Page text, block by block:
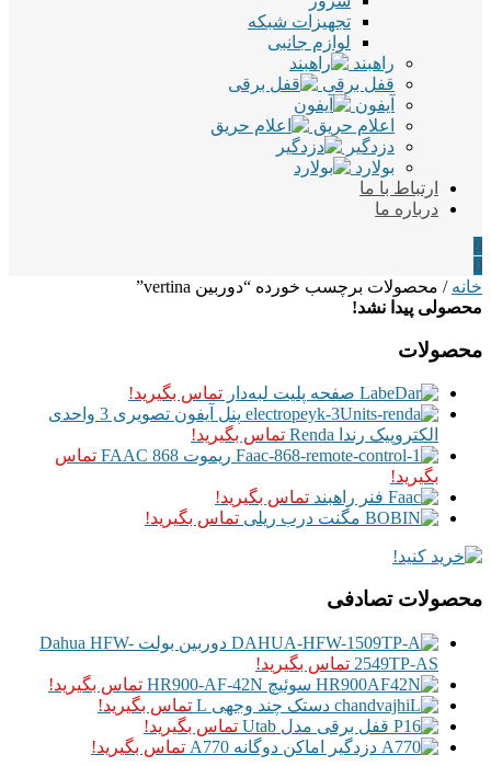
تجهیزات شبکه
لوازم جانبی
راهبند
قفل برقی
آیفون
اعلام حریق
دزدگیر
بولارد
ارتباط با ما
درباره ما
0
0
خانه / محصولات برچسب خورده “دوربین vertina”
محصولی پیدا نشد!
محصولات
صفحه پلیت لبه‌دار تماس بگیرید!
پنل آیفون تصویری 3 واحدی
الکتروپیک رندا Renda
تماس بگیرید!
ریموت FAAC 868
تماس
بگیرید!
فنر راهبند تماس بگیرید!
مگنت درب ریلی تماس بگیرید!
محصولات تصادفی
دوربین بولت Dahua HFW-
2549TP-AS تماس بگیرید!
سوئیچ HR900-AF-42N
تماس بگیرید!
دستک چند وجهی L
تماس بگیرید!
قفل برقی مدل Utab
تماس بگیرید!
دزدگیر اماکن دوگانه A770
تماس بگیرید!